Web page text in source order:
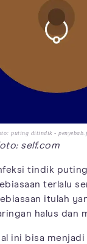
puting ditindik -
self.com
tindik
terlalu
itulah
halus dan
ini bisa